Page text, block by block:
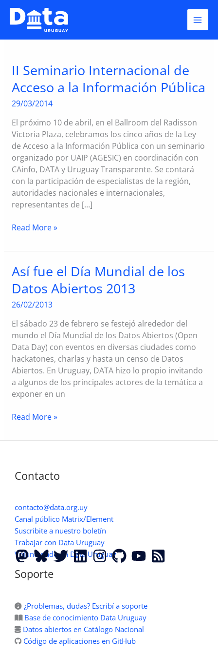
Skip
contentevento
II Seminario Internacional de
Acceso a la Información Pública
29/03/2014
El próximo 10 de abril, en el Ballroom del Radisson
Victoria Plaza, celebramos los cinco años de la Ley
de Acceso a la Información Pública con un seminario
organizado por UAIP (AGESIC) en coordinación con
CAinfo, DATA y Uruguay Transparente. Se contará
con la participación de especialistas de la región,
autoridades nacionales e internacionales,
representantes de […]
II
Internacional
Acceso
a
Información
Pública
Read More »
Así fue el Día Mundial de los
Datos Abiertos 2013
26/02/2013
El sábado 23 de febrero se festejó alrededor del
mundo el Día Mundial de los Datos Abiertos (Open
Data Day) con eventos en diversas ciudades como
hackatones, charlas y hasta un censo de Datos
Abiertos. En Uruguay, DATA hizo lo propio invitando
a algunos de los principales actores de la temática a
exponer en un
Así
el
de
Abiertos
2013
Read More »
Contacto
contacto@data.org.uy
Canal público Matrix/Element
Suscribite a nuestro boletín
Trabajar con Data Uruguay
Voluntariado en Data Uruguay
Soporte
¿Problemas, dudas? Escribí a soporte
Base de conocimiento Data Uruguay
Datos abiertos en Catálogo Nacional
Código de aplicaciones en GitHub